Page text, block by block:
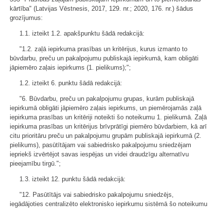
kārtība" (Latvijas Vēstnesis, 2017, 129. nr.; 2020, 176. nr.) šādus
grozījumus:
1.1. izteikt 1.2. apakšpunktu šādā redakcijā:
"1.2. zaļā iepirkuma prasības un kritērijus, kurus izmanto to
būvdarbu, preču un pakalpojumu publiskajā iepirkumā, kam obligāti
jāpiemēro zaļais iepirkums (1. pielikums);";
1.2. izteikt 6. punktu šādā redakcijā:
"6. Būvdarbu, preču un pakalpojumu grupas, kurām publiskajā
iepirkumā obligāti jāpiemēro zaļais iepirkums, un piemērojamās zaļā
iepirkuma prasības un kritēriji noteikti šo noteikumu 1. pielikumā. Zaļā
iepirkuma prasības un kritērijus brīvprātīgi piemēro būvdarbiem, kā arī
citu prioritāru preču un pakalpojumu grupām publiskajā iepirkumā (2.
pielikums), pasūtītājam vai sabiedrisko pakalpojumu sniedzējam
iepriekš izvērtējot savas iespējas un videi draudzīgu alternatīvu
pieejamību tirgū.";
1.3. izteikt 12. punktu šādā redakcijā:
"12. Pasūtītājs vai sabiedrisko pakalpojumu sniedzējs,
iegādājoties centralizēto elektronisko iepirkumu sistēmā šo noteikumu